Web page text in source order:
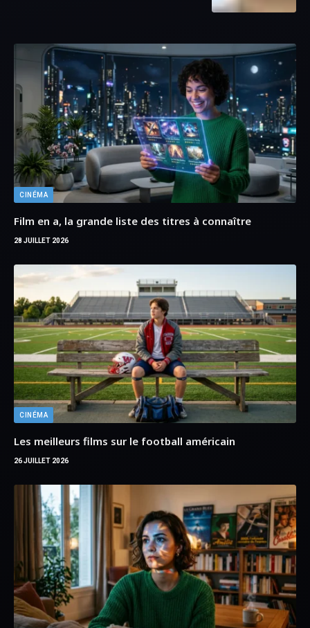
Film en a, la grande liste des titres à connaître
28 JUILLET 2026
CINÉMA
Les meilleurs films sur le football américain
26 JUILLET 2026
CINÉMA
Liste de film en r à voir absolument
24 JUILLET 2026